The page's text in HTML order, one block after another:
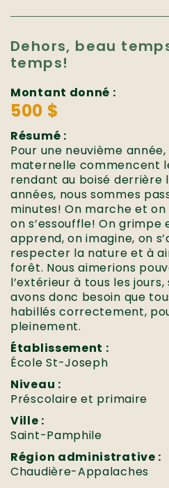
Dehors, beau
temps!
Montant donné :
500 $
Résumé :
Pour une neuvième
maternelle commencent
rendant au boisé derrière
années, nous sommes
minutes! On marche et
on s’essouffle! On grimpe
apprend, on imagine, on
respecter la nature et à
forêt. Nous aimerions
l’extérieur à tous les
avons donc besoin que
habillés correctement,
pleinement.
Établissement :
École St-Joseph
Niveau :
Préscolaire et primaire
Ville :
Saint-Pamphile
Région administrative :
Chaudière-Appalaches